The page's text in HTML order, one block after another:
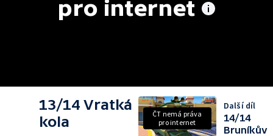
pro internet
13/14 Vratká
kola
ČT nemá práva
pro internet
Další díl
14/14
Bruníkův